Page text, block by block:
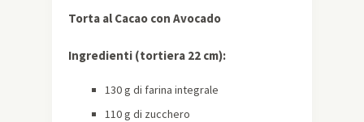
Torta al Cacao con Avocado
Ingredienti (tortiera 22 cm):
130 g di farina integrale
110 g di zucchero